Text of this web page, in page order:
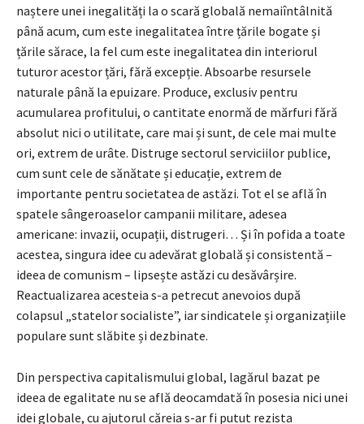
naștere unei inegalități la o scară globală nemaiîntâlnită
până acum, cum este inegalitatea între țările bogate și
țările sărace, la fel cum este inegalitatea din interiorul
tuturor acestor țări, fără excepție. Absoarbe resursele
naturale până la epuizare. Produce, exclusiv pentru
acumularea profitului, o cantitate enormă de mărfuri fără
absolut nici o utilitate, care mai și sunt, de cele mai multe
ori, extrem de urâte. Distruge sectorul serviciilor publice,
cum sunt cele de sănătate și educație, extrem de
importante pentru societatea de astăzi. Tot el se află în
spatele sângeroaselor campanii militare, adesea
americane: invazii, ocupații, distrugeri… Și în pofida a toate
acestea, singura idee cu adevărat globală și consistentă –
ideea de comunism – lipsește astăzi cu desăvârșire.
Reactualizarea acesteia s-a petrecut anevoios după
colapsul „statelor socialiste”, iar sindicatele și organizațiile
populare sunt slăbite și dezbinate.
Din perspectiva capitalismului global, lagărul bazat pe
ideea de egalitate nu se află deocamdată în posesia nici unei
idei globale, cu ajutorul căreia s-ar fi putut rezista